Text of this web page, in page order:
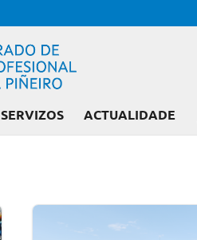
SERVIZOS ACTUALIDADE